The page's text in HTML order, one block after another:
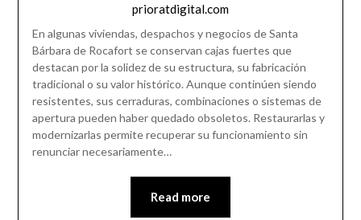
prioratdigital.com
En algunas viviendas, despachos y negocios de Santa
Bárbara de Rocafort se conservan cajas fuertes que
destacan por la solidez de su estructura, su fabricación
tradicional o su valor histórico. Aunque continúen siendo
resistentes, sus cerraduras, combinaciones o sistemas de
apertura pueden haber quedado obsoletos. Restaurarlas y
modernizarlas permite recuperar su funcionamiento sin
renunciar necesariamente…
Read more